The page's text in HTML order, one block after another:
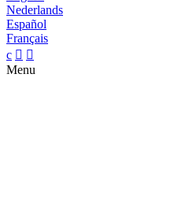
Nederlands
Español
Français
c  
Menu